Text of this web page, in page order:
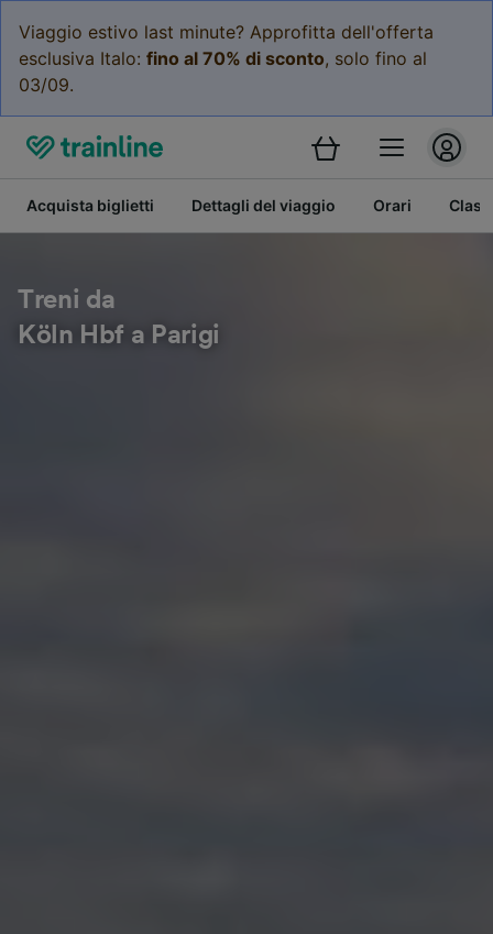
Viaggio estivo last minute? Approfitta dell'offerta
esclusiva Italo: fino al 70% di sconto, solo fino al
03/09.
Acquista biglietti Dettagli del viaggio Orari
Treni da
Köln Hbf a Parigi